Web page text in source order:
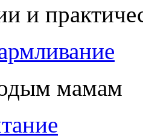
и
мамам